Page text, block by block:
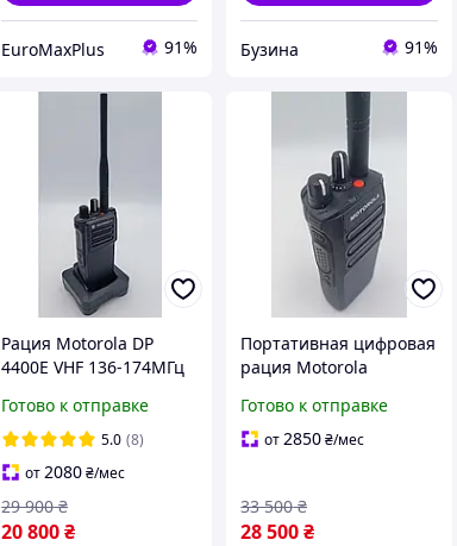
EuroMaxPlus 91% Бузина 91%
Рация Motorola DP
4400E VHF 136-174МГц
АЕS256
Готово к отправке
5.0 (8)
от2080₴/мес
20 800₴
29 900 ₴
Портативная цифровая
рация Motorola
136-174 МГц
Готово к отправке
от2850₴/мес
28 500₴
33 500 ₴